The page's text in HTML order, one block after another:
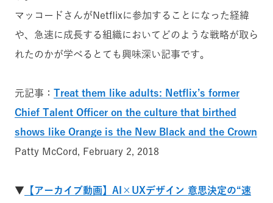
マッコードさんがNetflixに参加することになった経緯
や、急速に成長する組織においてどのような戦略が取ら
れたのかが学べるとても興味深い記事です。
元記事： Treat them like adults: Netflix’s former
Chief Talent Officer on the culture that birthed
shows like Orange is the New Black and the Crown
Patty McCord, February 2, 2018
▼ 【アーカイブ動画】AI×UXデザイン 意思決定の“速